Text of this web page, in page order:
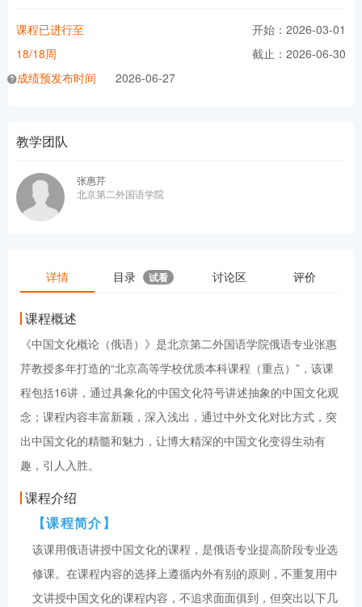
开始：2026-03-01
截止：2026-06-30
课程已进行至
18/18周
成绩预发布时间
2026-06-27
教学团队
张惠芹
北京第二外国语学院
详情 目录 试看 讨论区 评价
课程概述
《中国文化概论（俄语）》是北京第二外国语学院俄语专业张惠
芹教授多年打造的“北京高等学校优质本科课程（重点）”，该课
程包括16讲，通过具象化的中国文化符号讲述抽象的中国文化观
念；课程内容丰富新颖，深入浅出，通过中外文化对比方式，突
出中国文化的精髓和魅力，让博大精深的中国文化变得生动有
趣，引人入胜。
课程介绍
【课程简介】
该课用俄语讲授中国文化的课程，是俄语专业提高阶段专业选
修课。在课程内容的选择上遵循内外有别的原则，不重复用中
文讲授中国文化的课程内容，不追求面面俱到，但突出以下几